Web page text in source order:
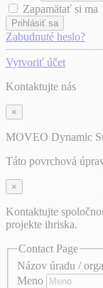
Zapamätať si ma
Prihlásiť sa
Zabudnuté heslo?
Vytvoriť účet
Kontaktujte nás
×
MOVEO Dynamic
Táto povrchová
×
Kontaktujte
projekte ihriska.
Contact Page
Názov úradu /
Meno